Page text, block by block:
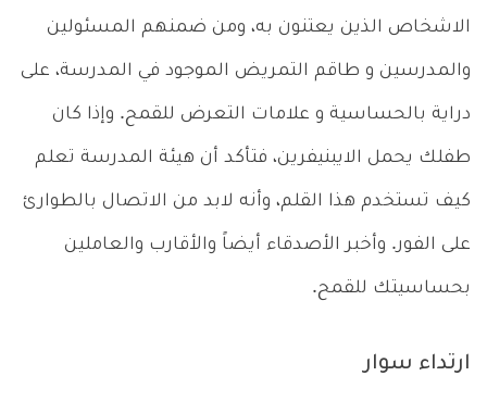
الاشخاص الذين يعتنون به، ومن ضمنهم المسئولين
والمدرسين و طاقم التمريض الموجود في المدرسة، على
دراية بالحساسية و علامات التعرض للقمح. وإذا كان
طفلك يحمل الايبنيفرين، فتأكد أن هيئة المدرسة تعلم
كيف تستخدم هذا القلم، وأنه لابد من الاتصال بالطوارئ
على الفور. وأخبر الأصدقاء أيضاً والأقارب والعاملين
بحساسيتك للقمح.
ارتداء سوار